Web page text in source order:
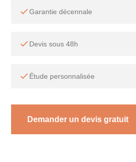
Garantie décennale
Devis sous 48h
Étude personnalisée
Demander un devis gratuit